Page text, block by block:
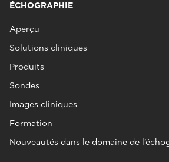
ÉCHOGRAPHIE
Aperçu
Solutions cliniques
Produits
Sondes
Images cliniques
Formation
Nouveautés dans le domaine de